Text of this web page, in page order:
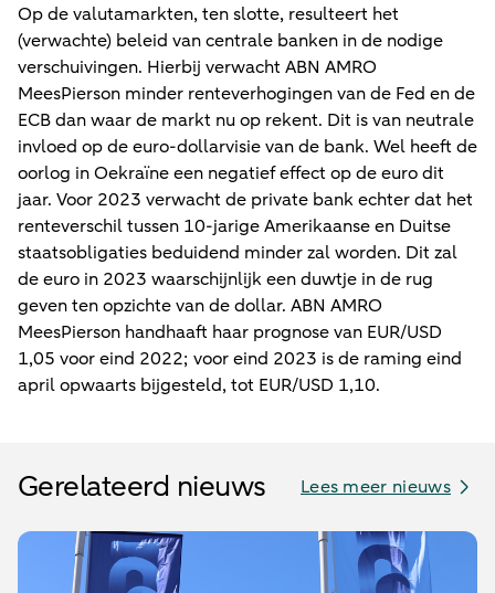
Op de valutamarkten, ten slotte, resulteert het
(verwachte) beleid van centrale banken in de nodige
verschuivingen. Hierbij verwacht ABN AMRO
MeesPierson minder renteverhogingen van de Fed en de
ECB dan waar de markt nu op rekent. Dit is van neutrale
invloed op de euro-dollarvisie van de bank. Wel heeft de
oorlog in Oekraïne een negatief effect op de euro dit
jaar. Voor 2023 verwacht de private bank echter dat het
renteverschil tussen 10-jarige Amerikaanse en Duitse
staatsobligaties beduidend minder zal worden. Dit zal
de euro in 2023 waarschijnlijk een duwtje in de rug
geven ten opzichte van de dollar. ABN AMRO
MeesPierson handhaaft haar prognose van EUR/USD
1,05 voor eind 2022; voor eind 2023 is de raming eind
april opwaarts bijgesteld, tot EUR/USD 1,10.
Gerelateerd nieuws Lees meer nieuws